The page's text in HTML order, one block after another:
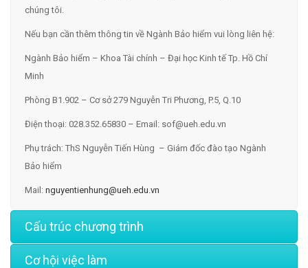
chúng tôi.
Nếu bạn cần thêm thông tin về Ngành Bảo hiểm vui lòng liên hệ:
Ngành Bảo hiểm – Khoa Tài chính – Đại học Kinh tế Tp. Hồ Chí
Minh
Phòng B1.902 – Cơ sở 279 Nguyễn Tri Phương, P.5, Q.10
Điện thoại: 028.352.65830 – Email: sof@ueh.edu.vn
Phụ trách: ThS Nguyễn Tiến Hùng – Giám đốc đào tạo Ngành
Bảo hiểm
Mail: nguyentienhung@ueh.edu.vn
Cấu trúc chương trình
Cơ hội việc làm